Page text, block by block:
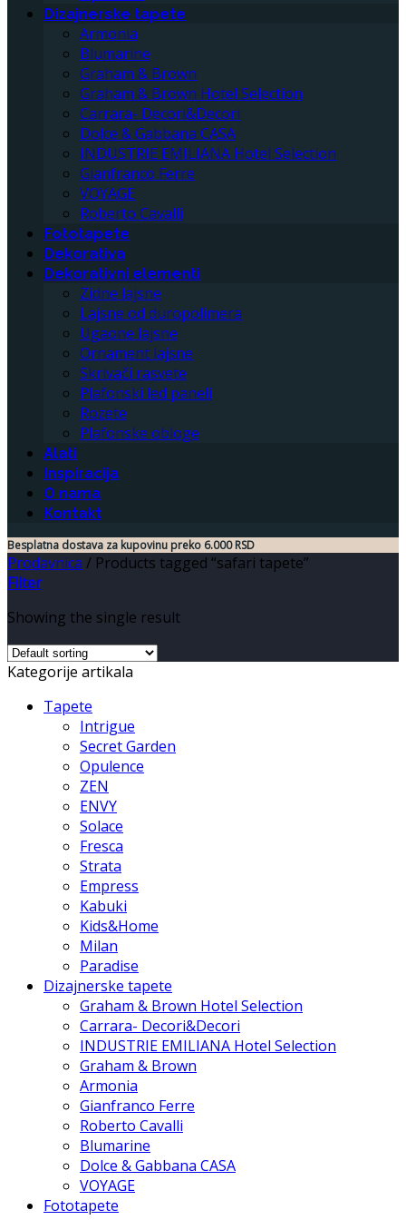
Dizajnerske tapete
Armonia
Blumarine
Graham & Brown
Graham & Brown Hotel Selection
Carrara- Decori&Decori
Dolce & Gabbana CASA
INDUSTRIE EMILIANA Hotel Selection
Gianfranco Ferre
VOYAGE
Roberto Cavalli
Fototapete
Dekorativa
Dekorativni elementi
Zidne lajsne
Lajsne od duropolimera
Ugaone lajsne
Ornament lajsne
Skrivači rasvete
Plafonski led paneli
Rozete
Plafonske obloge
Alati
Inspiracija
O nama
Kontakt
Besplatna dostava za kupovinu preko 6.000 RSD
Prodavnica / Products tagged “safari tapete”
Filter
Showing the single result
Kategorije artikala
Tapete
Intrigue
Secret Garden
Opulence
ZEN
ENVY
Solace
Fresca
Strata
Empress
Kabuki
Kids&Home
Milan
Paradise
Dizajnerske tapete
Graham & Brown Hotel Selection
Carrara- Decori&Decori
INDUSTRIE EMILIANA Hotel Selection
Graham & Brown
Armonia
Gianfranco Ferre
Roberto Cavalli
Blumarine
Dolce & Gabbana CASA
VOYAGE
Fototapete